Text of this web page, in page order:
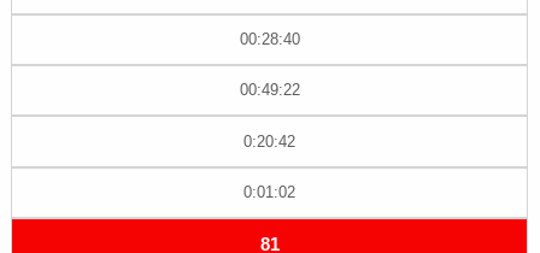
00:28:40
00:49:22
0:20:42
0:01:02
81